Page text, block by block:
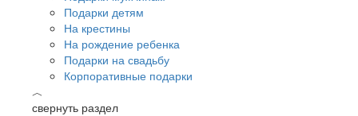
Подарки детям
На крестины
На рождение ребенка
Подарки на свадьбу
Корпоративные подарки
︿
свернуть раздел